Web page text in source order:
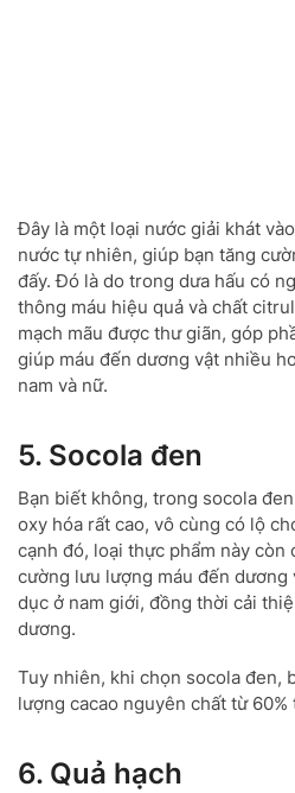
Đây là một loại nước giải khát
nước tự nhiên, giúp bạn tăng
đấy. Đó là do trong dưa hấu có
thông máu hiệu quả và chất
mạch mãu được thư giãn, góp
giúp máu đến dương vật nhiều
nam và nữ.
5. Socola đen
Bạn biết không, trong socola
oxy hóa rất cao, vô cùng có lộ
cạnh đó, loại thực phẩm này còn
cường lưu lượng máu đến dương
dục ở nam giới, đồng thời cải
dương.
Tuy nhiên, khi chọn socola đen,
lượng cacao nguyên chất từ 60%
6. Quả hạch